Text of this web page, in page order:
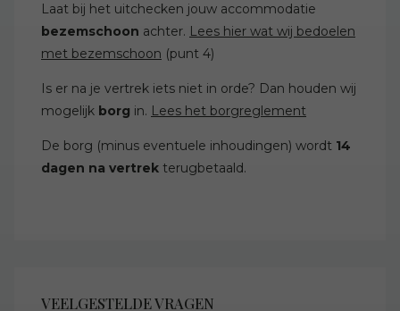
Laat bij het uitchecken jouw accommodatie
bezemschoon achter. Lees hier wat wij bedoelen
met bezemschoon (punt 4)
Is er na je vertrek iets niet in orde? Dan houden wij
mogelijk borg in. Lees het borgreglement
De borg (minus eventuele inhoudingen) wordt 14
dagen na vertrek terugbetaald.
VEELGESTELDE VRAGEN